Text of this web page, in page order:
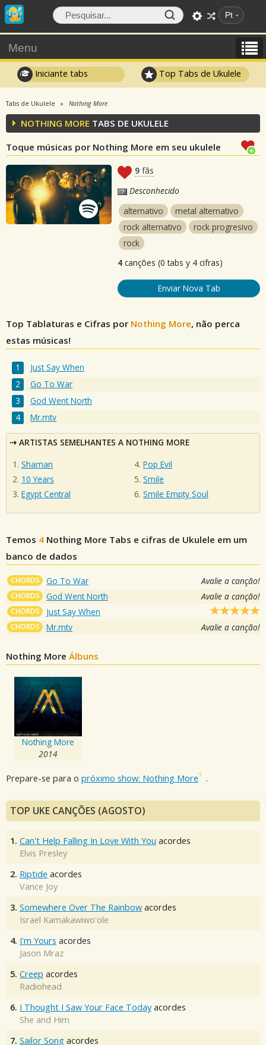
Pt
Menu
Iniciante tabs Top Tabs de Ukulele
Tabs de Ukulele Nothing More
NOTHING MORE TABS DE UKULELE
Toque músicas por Nothing More em seu ukulele
9 fãs
Desconhecido
alternativo
metal alternativo
rock alternativo
rock progresivo
rock
4 canções (0 tabs y 4 cifras)
Enviar Nova Tab
Top Tablaturas e Cifras por Nothing More, não perca
estas músicas!
Just Say When
Go To War
God Went North
Mr.mtv
ARTISTAS SEMELHANTES A NOTHING MORE
Shaman
10 Years
Egypt Central
Pop Evil
Smile
Smile Empty Soul
Temos 4 Nothing More Tabs e cifras de Ukulele em um
banco de dados
CHORDS Go To War Avalie a canção!
CHORDS God Went North Avalie a canção!
CHORDS Just Say When
CHORDS Mr.mtv Avalie a canção!
Nothing More Álbuns
Nothing More
2014
Prepare-se para o próximo show: Nothing More .
TOP UKE CANÇÕES (AGOSTO)
1. Can't Help Falling In Love With You acordes
Elvis Presley
2. Riptide acordes
Vance Joy
3. Somewhere Over The Rainbow acordes
Israel Kamakawiwo'ole
4. I'm Yours acordes
Jason Mraz
5. Creep acordes
Radiohead
6. I Thought I Saw Your Face Today acordes
She and Him
7. Sailor Song acordes